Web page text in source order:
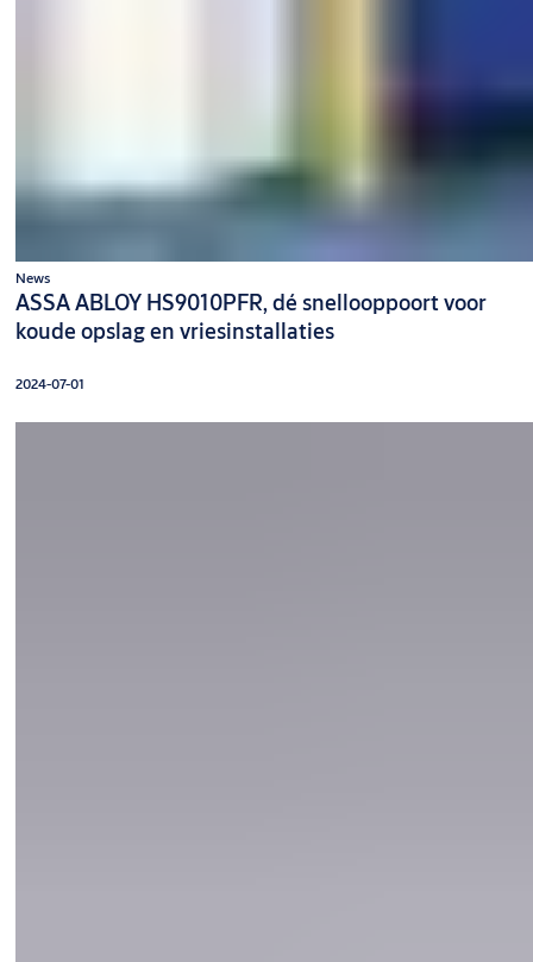
News
ASSA ABLOY HS9010PFR, dé snellooppoort voor
koude opslag en vriesinstallaties
2024-07-01